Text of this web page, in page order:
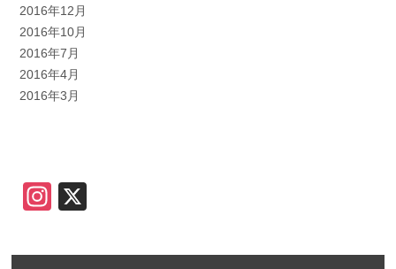
2016年12月
2016年10月
2016年7月
2016年4月
2016年3月
Instagram